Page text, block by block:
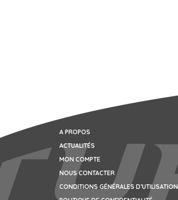
A PROPOS
ACTUALITÉS
MON COMPTE
NOUS CONTACTER
CONDITIONS GÉNÉRALES D’UTILISATION